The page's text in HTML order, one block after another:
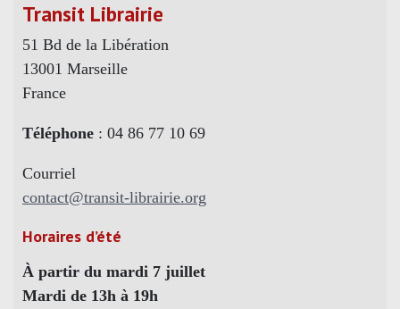
Transit Librairie
51 Bd de la Libération
13001 Marseille
France
Téléphone : 04 86 77 10 69
Courriel
contact@transit-librairie.org
Horaires d’été
À partir du mardi 7 juillet
Mardi de 13h à 19h